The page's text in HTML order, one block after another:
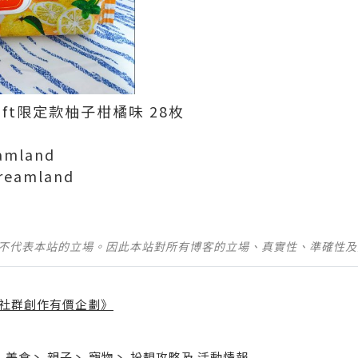
定款柚子柑橘味 28枚
代表本站的立場。因此本站對所有博客的立場、真實性、準確性
群創作有價企劃》